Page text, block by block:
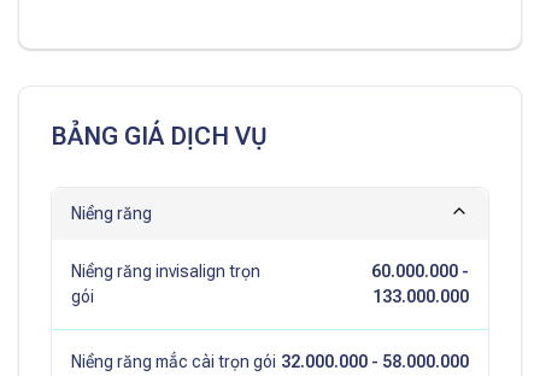
BẢNG GIÁ DỊCH VỤ
Niềng răng
Niềng răng invisalign trọn
gói
60.000.000 -
133.000.000
Niềng răng mắc cài trọn gói 32.000.000 - 58.000.000